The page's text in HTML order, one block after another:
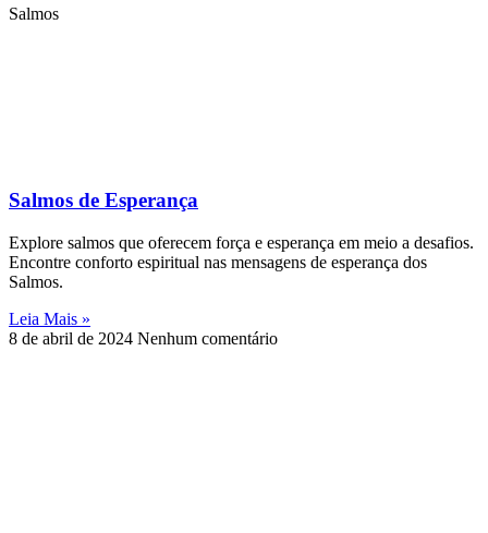
Salmos
Salmos de Esperança
Explore salmos que oferecem força e esperança em meio a desafios.
Encontre conforto espiritual nas mensagens de esperança dos
Salmos.
Leia Mais »
8 de abril de 2024 Nenhum comentário